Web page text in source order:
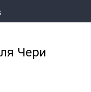
Чери